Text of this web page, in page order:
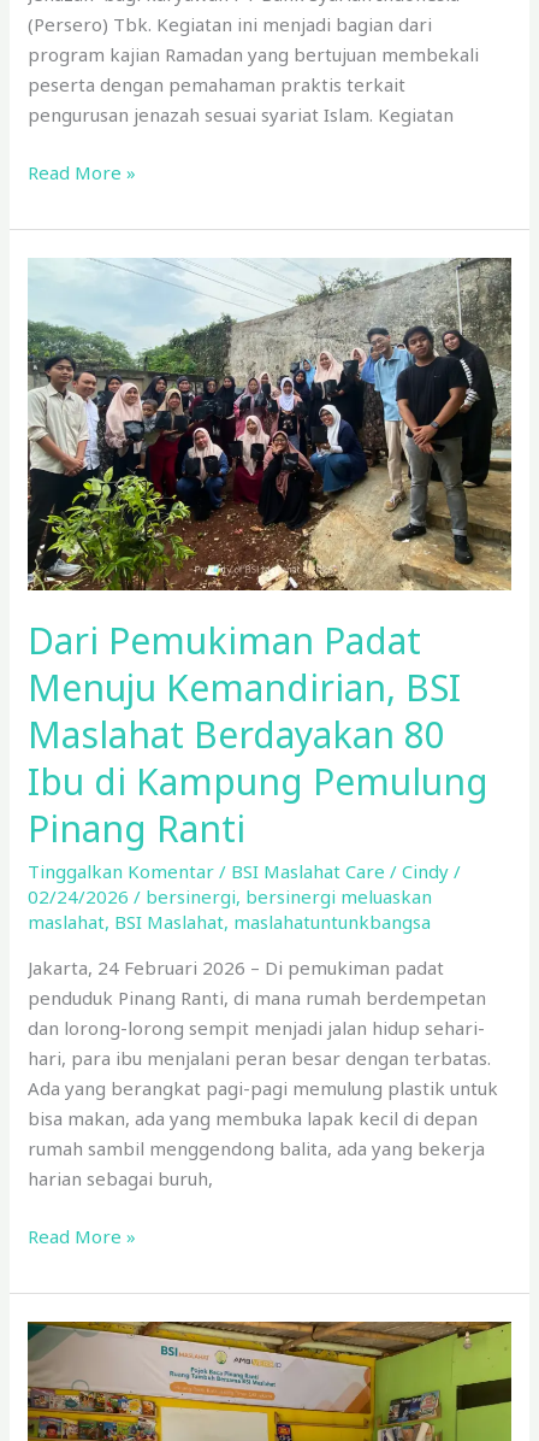
(Persero) Tbk. Kegiatan ini menjadi bagian dari
program kajian Ramadan yang bertujuan membekali
peserta dengan pemahaman praktis terkait
pengurusan jenazah sesuai syariat Islam. Kegiatan
Read More »
Dari Pemukiman Padat
Menuju Kemandirian, BSI
Maslahat Berdayakan 80
Ibu di Kampung Pemulung
Pinang Ranti
Tinggalkan Komentar / BSI Maslahat Care /Cindy/
02/24/2026/ bersinergi, bersinergi meluaskan
maslahat, BSI Maslahat, maslahatuntunkbangsa
Jakarta, 24 Februari 2026 – Di pemukiman padat
penduduk Pinang Ranti, di mana rumah berdempetan
dan lorong-lorong sempit menjadi jalan hidup sehari-
hari, para ibu menjalani peran besar dengan terbatas.
Ada yang berangkat pagi-pagi memulung plastik untuk
bisa makan, ada yang membuka lapak kecil di depan
rumah sambil menggendong balita, ada yang bekerja
harian sebagai buruh,
Padat
Menuju
Kemandirian,
BSI
Maslahat
Berdayakan
80
Ibu
di
Pemulung
Pinang
Ranti
Read More »
Dari
Ruang
Sempit
ke